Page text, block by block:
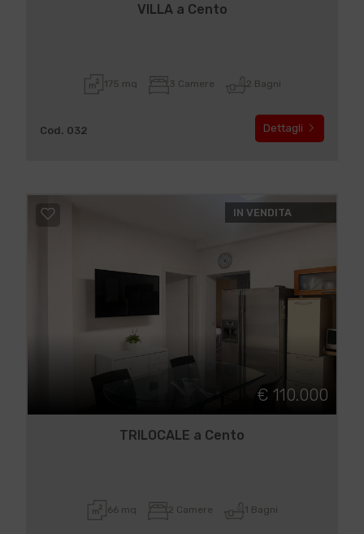
VILLA a Cento
175 mq 3 Camere 2 Bagni
Cod. 032 Dettagli
IN VENDITA
€ 110.000
TRILOCALE a Cento
66 mq 2 Camere 1 Bagni